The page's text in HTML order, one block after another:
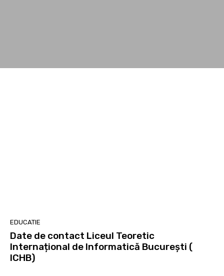
EDUCATIE
Date de contact Liceul Teoretic
Internațional de Informatică București (
ICHB)